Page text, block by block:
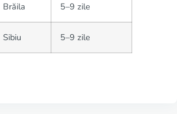
Brăila 5–9 zile
Sibiu 5–9 zile